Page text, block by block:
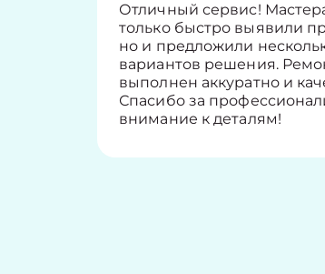
Отличный сервис!
только быстро выявили
но и предложили
вариантов решения.
выполнен аккуратно и
Спасибо за
внимание к деталям!